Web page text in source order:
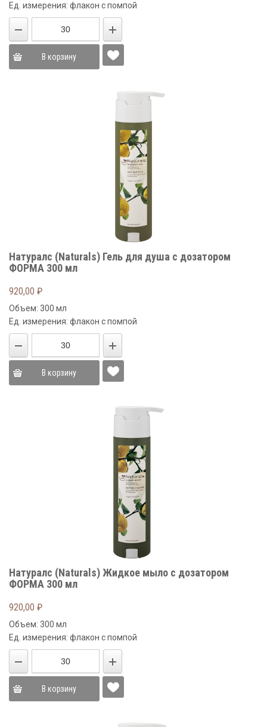
Ед. измерения: флакон с помпой
В корзину
Натуралс (Naturals) Гель для душа с дозатором
ФОРМА 300 мл
920,00 ₽
Объем: 300 мл
Ед. измерения: флакон с помпой
В корзину
Натуралс (Naturals) Жидкое мыло с дозатором
ФОРМА 300 мл
920,00 ₽
Объем: 300 мл
Ед. измерения: флакон с помпой
В корзину